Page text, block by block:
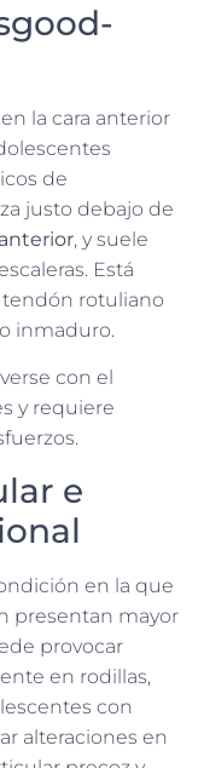
en la cara anterior
de
justo debajo de
, y suele
Está
rotuliano
inmaduro.
con el
y requiere
e
en la que
presentan mayor
provocar
en rodillas,
con
alteraciones en